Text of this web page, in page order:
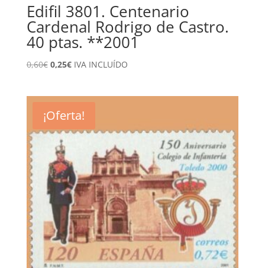
Edifil 3801. Centenario
Cardenal Rodrigo de Castro.
40 ptas. **2001
0,60€ El
0,60€.
0,25€El
0,25€.
IVA INCLUÍDO
¡Oferta!